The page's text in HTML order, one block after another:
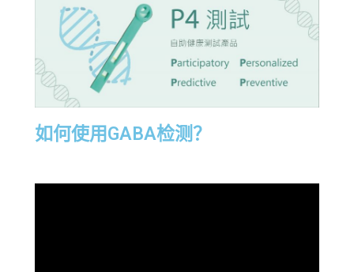
如何使用GABA检测？